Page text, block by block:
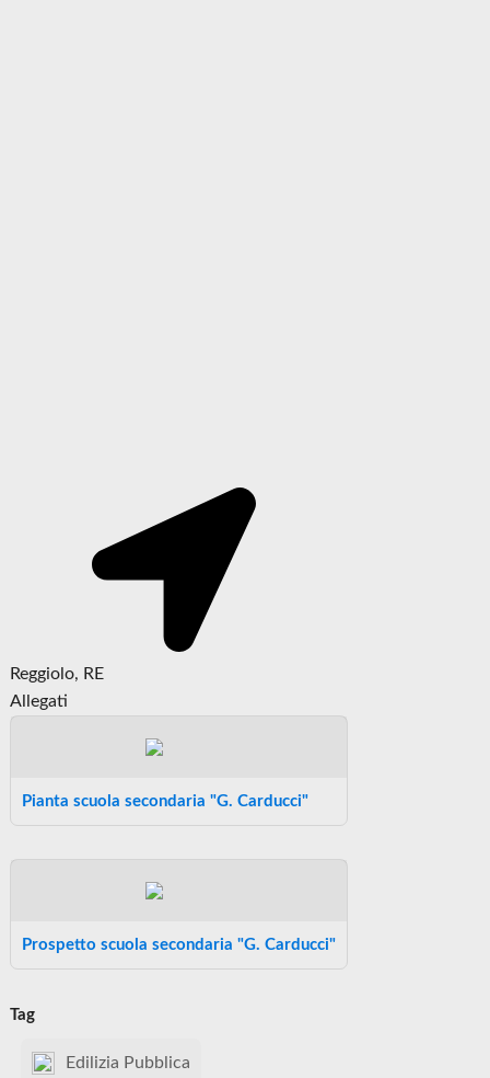
Reggiolo, RE
Allegati
Pianta scuola secondaria "G. Carducci"
Prospetto scuola secondaria "G. Carducci"
Tag
Edilizia Pubblica